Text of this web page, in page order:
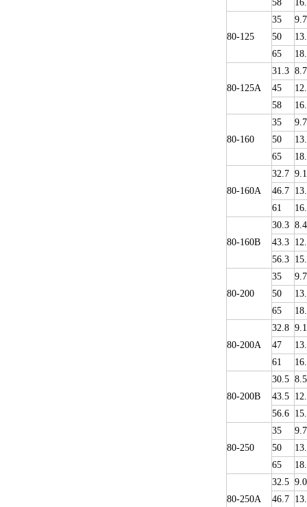
58
80-125
35
50
65
80-125A
31.3 8.7
45
58
80-160
35
50
65
80-160A
32.7 9.1
46.7
61
80-160B
30.3 8.4
43.3
56.3
80-200
35
50
65
80-200A
32.8 9.1
47
61
80-200B
30.5 8.5
43.5
56.6
80-250
35
50
65
80-250A
32.5 9.0
46.7